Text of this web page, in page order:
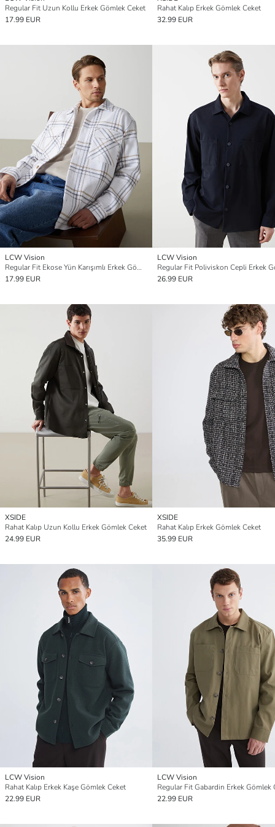
Regular Fit Uzun Kollu Erkek Gömlek Ceket
17.99 EUR
Rahat Kalıp Erkek Gömlek Ceket
32.99 EUR
LCW Vision
Regular Fit Ekose Yün Karışımlı Erkek Gömlek Ceket
17.99 EUR
LCW Vision
26.99 EUR
XSIDE
Rahat Kalıp Uzun Kollu Erkek Gömlek Ceket
24.99 EUR
XSIDE
Rahat Kalıp Erkek Gömlek Ceket
35.99 EUR
LCW Vision
Rahat Kalıp Erkek Kaşe Gömlek Ceket
22.99 EUR
LCW Vision
Regular Fit Gabardin Erkek Gömlek
22.99 EUR